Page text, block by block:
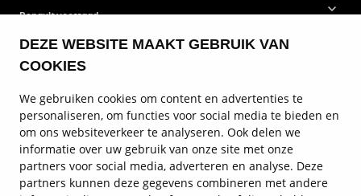
DEZE WEBSITE MAAKT GEBRUIK VAN
COOKIES
We gebruiken cookies om content en advertenties te
personaliseren, om functies voor social media te bieden en
om ons websiteverkeer te analyseren. Ook delen we
informatie over uw gebruik van onze site met onze
partners voor social media, adverteren en analyse. Deze
partners kunnen deze gegevens combineren met andere
Renault voorraad
Renault bedrijfswagens
Renault onderhoud
Renault diensten
Service en contact